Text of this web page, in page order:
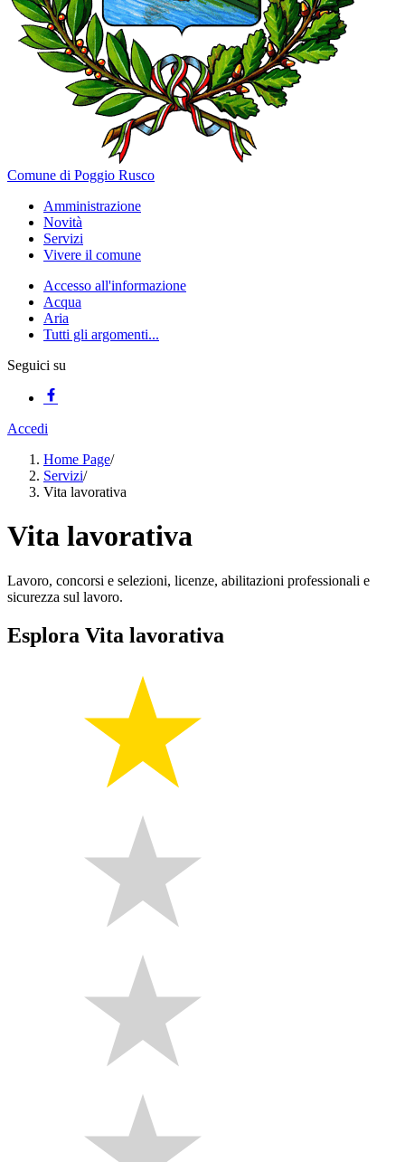
Comune di Poggio Rusco
Amministrazione
Novità
Servizi
Vivere il comune
Accesso all'informazione
Acqua
Aria
Tutti gli argomenti...
Seguici su
Accedi
Home Page/
Servizi/
Vita lavorativa
Vita lavorativa
Lavoro, concorsi e selezioni, licenze, abilitazioni professionali e
sicurezza sul lavoro.
Esplora Vita lavorativa